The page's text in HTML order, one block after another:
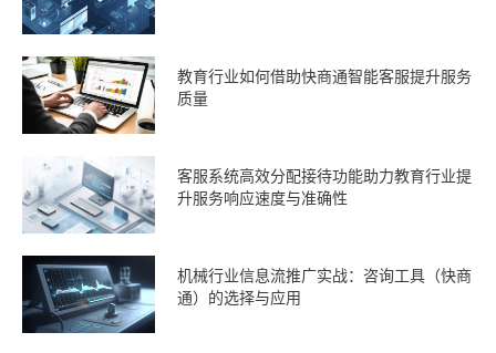
教育行业如何借助快商通智能客服提升服务
质量
客服系统高效分配接待功能助力教育行业提
升服务响应速度与准确性
机械行业信息流推广实战：咨询工具（快商
通）的选择与应用